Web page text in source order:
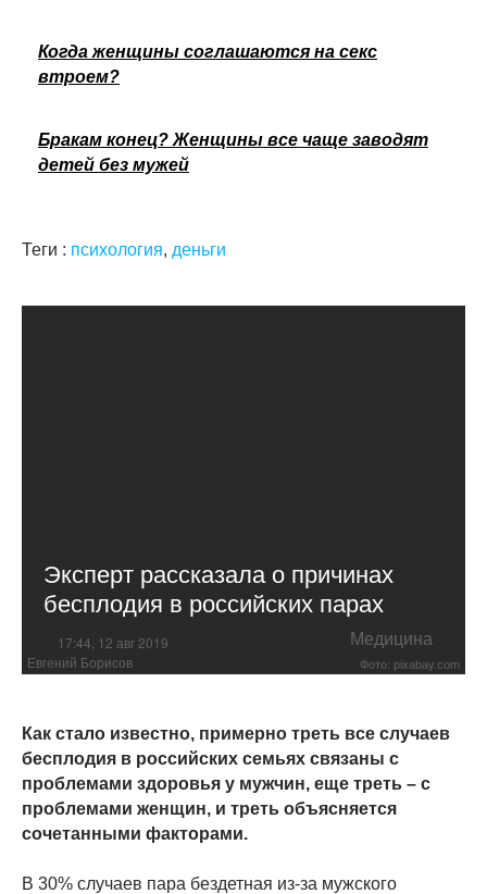
Когда женщины соглашаются на секс
втроем?
Бракам конец? Женщины все чаще заводят
детей без мужей
Теги : психология, деньги
Эксперт рассказала о причинах
бесплодия в российских парах
17:44, 12 авг 2019 Медицина
Евгений Борисов Фото: pixabay.com
Как стало известно, примерно треть все случаев
бесплодия в российских семьях связаны с
проблемами здоровья у мужчин, еще треть – с
проблемами женщин, и треть объясняется
сочетанными факторами.
В 30% случаев пара бездетная из-за мужского